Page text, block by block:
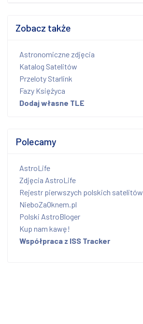
Zobacz także
Astronomiczne zdjęcia
Katalog Satelitów
Przeloty Starlink
Fazy Księżyca
Dodaj własne TLE
Polecamy
AstroLife
Zdjęcia AstroLife
Rejestr pierwszych polskich satelitów
NieboZaOknem.pl
Polski AstroBloger
Kup nam kawę!
Współpraca z ISS Tracker